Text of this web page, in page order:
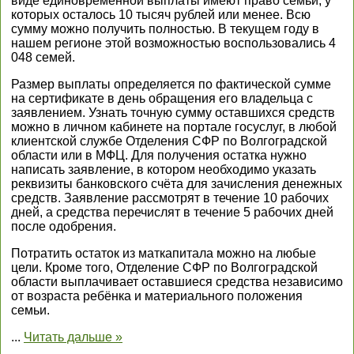
которых осталось 10 тысяч рублей или менее. Всю
сумму можно получить полностью. В текущем году в
нашем регионе этой возможностью воспользовались 4
048 семей.
Размер выплаты определяется по фактической сумме
на сертификате в день обращения его владельца с
заявлением. Узнать точную сумму оставшихся средств
можно в личном кабинете на портале госуслуг, в любой
клиентской службе Отделения СФР по Волгоградской
области или в МФЦ. Для получения остатка нужно
написать заявление, в котором необходимо указать
реквизиты банковского счёта для зачисления денежных
средств. Заявление рассмотрят в течение 10 рабочих
дней, а средства перечислят в течение 5 рабочих дней
после одобрения.
Потратить остаток из маткапитала можно на любые
цели. Кроме того, Отделение СФР по Волгоградской
области выплачивает оставшиеся средства независимо
от возраста ребёнка и материального положения
семьи.
... Читать дальше »